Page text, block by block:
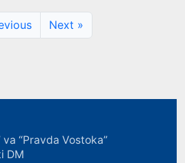
Next »
va “Pravda Vostoka”
DM